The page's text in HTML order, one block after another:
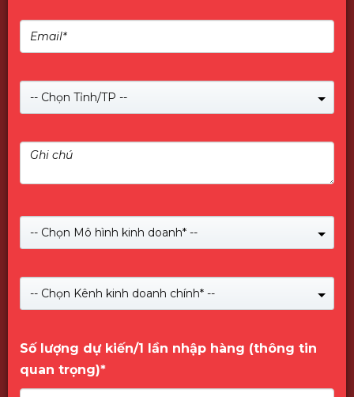
-- Chọn Tỉnh/TP --
-- Chọn Mô hình kinh doanh* --
-- Chọn Kênh kinh doanh chính* --
Số lượng dự kiến/1 lần nhập hàng (thông tin
quan trọng)*